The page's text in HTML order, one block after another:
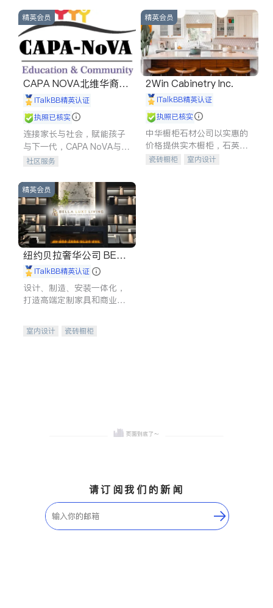
建筑合同、刑事案件全包办
信托/遗嘱
商业
索赔
律师-其它 保释
精英会员
CAPA NOVA北维华裔家
长会iTalkBB精英认证
执照已核实
连接家长与社会，赋能孩子
与下一代，CAPA NoVA与您
携手建设包容、公平、充满
社区服务
精英会员
2Win Cabinetry Inc.
iTalkBB精英认证
执照已核实
中华橱柜石材公司以实惠的
价格提供实木橱柜，石英石
台面，多种优质不锈钢水
瓷砖橱柜
室内设计
精英会员
纽约贝拉奢华公司 BELL
A LUXE
iTalkBB精英认证
设计、制造、安装一体化，
打造高端定制家具和商业空
室内设计
瓷砖橱柜
请订阅我们的新闻